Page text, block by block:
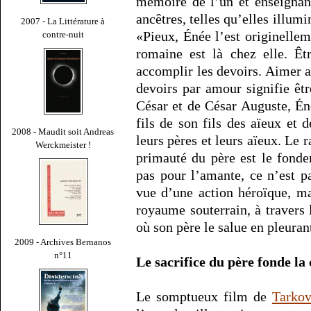
2007 - La Littérature à
contre-nuit
2008 - Maudit soit Andreas
Werckmeister !
2009 - Archives Bernanos
n°11
ancêtres, telles qu’elles
«Pieux, Énée l’est
romaine est là chez elle.
accomplir les devoirs. Aimer
devoirs par amour signifie
César et de César Auguste,
fils de son fils des aïeux et
leurs pères et leurs aïeux. Le
primauté du père est le
pas pour l’amante, ce n’est
vue d’une action héroïque,
royaume souterrain, à travers
où son père le salue en
Le sacrifice du père fonde la
Le somptueux film de